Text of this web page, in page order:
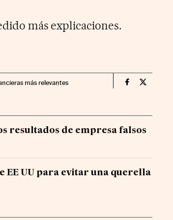
más explicaciones.
más relevantes Companias
resultados de empresa falsos
EE UU para evitar una querella